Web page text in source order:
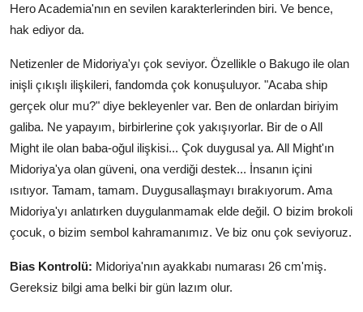
Hero Academia'nın en sevilen karakterlerinden biri. Ve bence,
hak ediyor da.
Netizenler de Midoriya'yı çok seviyor. Özellikle o Bakugo ile olan
inişli çıkışlı ilişkileri, fandomda çok konuşuluyor. "Acaba ship
gerçek olur mu?" diye bekleyenler var. Ben de onlardan biriyim
galiba. Ne yapayım, birbirlerine çok yakışıyorlar. Bir de o All
Might ile olan baba-oğul ilişkisi... Çok duygusal ya. All Might'ın
Midoriya'ya olan güveni, ona verdiği destek... İnsanın içini
ısıtıyor. Tamam, tamam. Duygusallaşmayı bırakıyorum. Ama
Midoriya'yı anlatırken duygulanmamak elde değil. O bizim brokoli
çocuk, o bizim sembol kahramanımız. Ve biz onu çok seviyoruz.
Bias Kontrolü: Midoriya'nın ayakkabı numarası 26 cm'miş.
Gereksiz bilgi ama belki bir gün lazım olur.